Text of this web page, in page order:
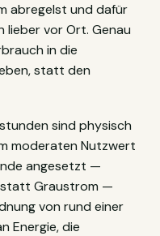
abregelst und dafür
lieber vor Ort. Genau
in die
statt den
sind physisch
moderaten Nutzwert
angesetzt —
statt Graustrom —
von rund einer
Energie, die